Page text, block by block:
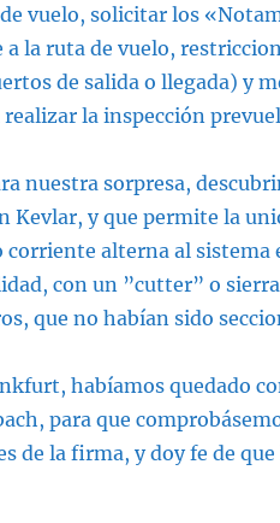
vuelo, solicitar los
la ruta de vuelo,
de salida o llegada) y
la inspección
nuestra sorpresa,
Kevlar, y que permite la
alterna al sistema
con un ”cutter” o
que no habían sido
habíamos quedado
para que
de la firma, y doy fe de que